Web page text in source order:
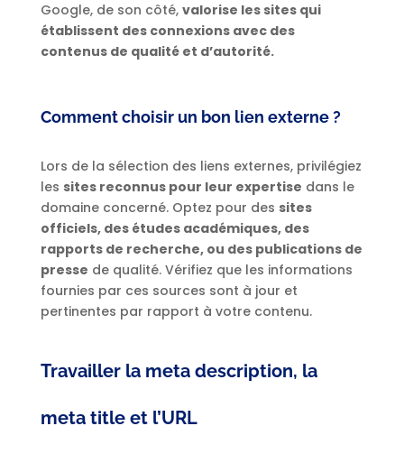
Google, de son côté, valorise les sites qui
établissent des connexions avec des
contenus de qualité et d’autorité.
Comment choisir un bon lien externe ?
Lors de la sélection des liens externes, privilégiez
les sites reconnus pour leur expertise dans le
domaine concerné. Optez pour des sites
officiels, des études académiques, des
rapports de recherche, ou des publications de
presse de qualité. Vérifiez que les informations
fournies par ces sources sont à jour et
pertinentes par rapport à votre contenu.
Travailler la meta description, la
meta title et l’URL